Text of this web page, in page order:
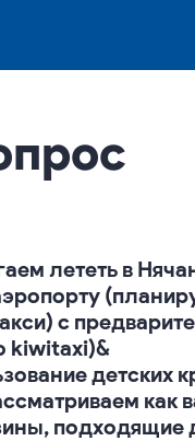
лететь в
с
kiwitaxi)&
детских
подходящие